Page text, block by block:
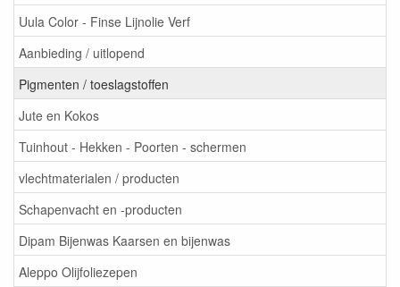
Uula Color - Finse Lijnolie Verf
Aanbieding / uitlopend
Pigmenten / toeslagstoffen
Jute en Kokos
Tuinhout - Hekken - Poorten - schermen
vlechtmaterialen / producten
Schapenvacht en -producten
Dipam Bijenwas Kaarsen en bijenwas
Aleppo Olijfoliezepen